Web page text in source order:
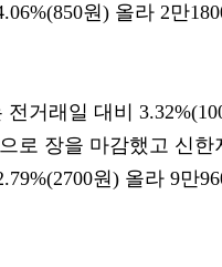
원) 올라 2만
거래일 대비
로 장을 마감했고 신한
원) 올라 9만